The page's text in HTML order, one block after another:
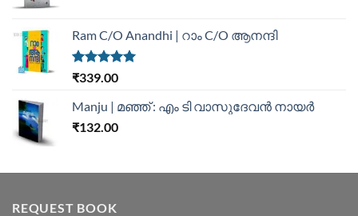
Ram C/O Anandhi | റാം C/O ആനന്ദി
Rated5.00
₹339.00
Manju | മഞ്ഞ് : എം ടി വാസുദേവന്‍ നായര്‍
₹132.00
REQUEST BOOK